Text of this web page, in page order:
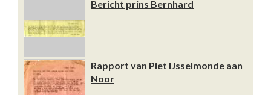
Bericht prins Bernhard
Rapport van Piet IJsselmonde aan
Noor